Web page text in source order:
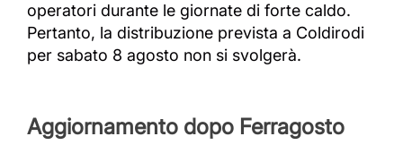
operatori durante le giornate di forte caldo.
Pertanto, la distribuzione prevista a Coldirodi
per sabato 8 agosto non si svolgerà.
Aggiornamento dopo Ferragosto